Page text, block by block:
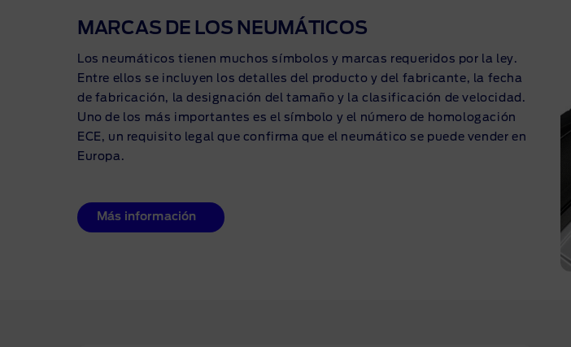
MARCAS DE LOS NEUMÁTICOS
Los neumáticos tienen muchos símbolos y marcas requeridos por la ley.
Entre ellos se incluyen los detalles del producto y del fabricante, la fecha
de fabricación, la designación del tamaño y la clasificación de velocidad.
Uno de los más importantes es el símbolo y el número de homologación
ECE, un requisito legal que confirma que el neumático se puede vender en
Europa.
Más información